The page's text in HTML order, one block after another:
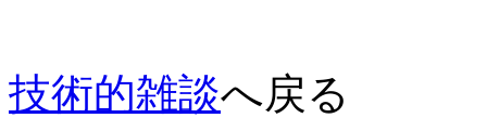
技術的雑談へ戻る